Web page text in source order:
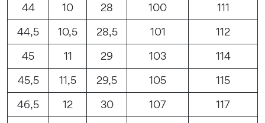
44
10 28 100
111
44,5
10,5 28,5 101
112
45
11 29 103
114
45,5
11,5 29,5 105
115
46,5
12 30 107
117